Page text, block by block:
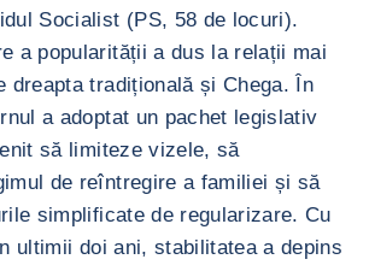
Socialist (PS, 58 de locuri).
a popularității a dus la relații mai
dreapta tradițională și Chega. În
a adoptat un pachet legislativ
să limiteze vizele, să
de reîntregire a familiei și să
simplificate de regularizare. Cu
ultimii doi ani, stabilitatea a depins